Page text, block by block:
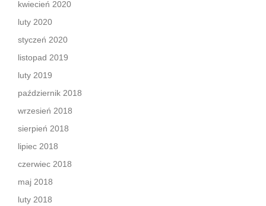
kwiecień 2020
luty 2020
styczeń 2020
listopad 2019
luty 2019
październik 2018
wrzesień 2018
sierpień 2018
lipiec 2018
czerwiec 2018
maj 2018
luty 2018